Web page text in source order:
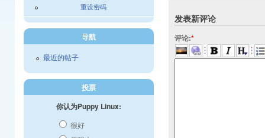
发表新评论
评论:*
重设密码
导航
最近的帖子
投票
你认为Puppy Linux:
很好